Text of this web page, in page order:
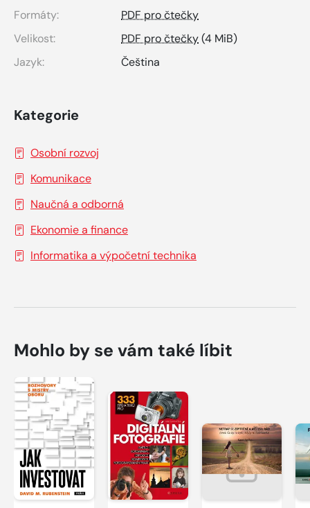
Formáty:
PDF pro čtečky
Velikost:
PDF pro čtečky(4 MiB)
Jazyk:
Čeština
Kategorie
Osobní rozvoj
Komunikace
Naučná a odborná
Ekonomie a finance
Informatika a výpočetní technika
Mohlo by se vám také líbit